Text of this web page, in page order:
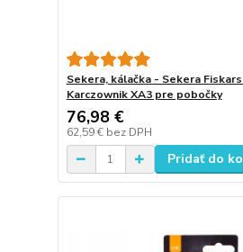
Sekera, kálačka - Sekera
Karczownik XA3 pre pobočky
76,98 €
62,59 € bez DPH
Pridať do